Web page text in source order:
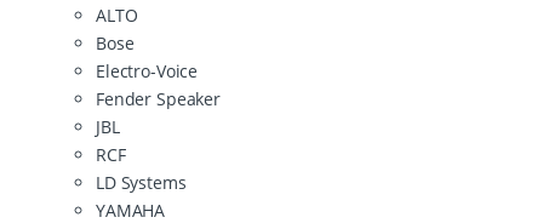
ALTO
Bose
Electro-Voice
Fender Speaker
JBL
RCF
LD Systems
YAMAHA